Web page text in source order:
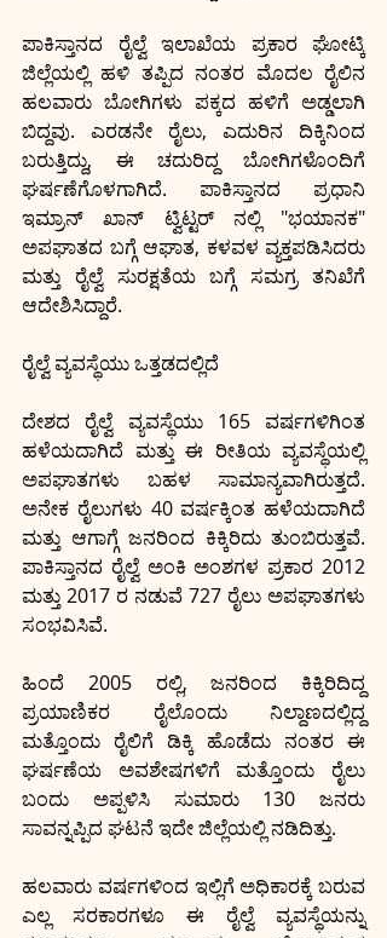
ಪಾಕಿಸ್ತಾನದ ರೈಲ್ವೆ ಇಲಾಖೆಯ ಪ್ರಕಾರ ಘೋಟ್ಕಿ
ಜಿಲ್ಲೆಯಲ್ಲಿ ಹಳಿ ತಪ್ಪಿದ ನಂತರ ಮೊದಲ ರೈಲಿನ
ಹಲವಾರು ಬೋಗಿಗಳು ಪಕ್ಕದ ಹಳಿಗೆ ಅಡ್ಡಲಾಗಿ
ಬಿದ್ದವು. ಎರಡನೇ ರೈಲು, ಎದುರಿನ ದಿಕ್ಕಿನಿಂದ
ಬರುತ್ತಿದ್ದು, ಈ ಚದುರಿದ್ದ ಬೋಗಿಗಳೊಂದಿಗೆ
ಘರ್ಷಣೆಗೊಳಗಾಗಿದೆ. ಪಾಕಿಸ್ತಾನದ ಪ್ರಧಾನಿ
ಇಮ್ರಾನ್ ಖಾನ್ ಟ್ವಿಟ್ಟರ್ ನಲ್ಲಿ "ಭಯಾನಕ"
ಅಪಘಾತದ ಬಗ್ಗೆ ಆಘಾತ, ಕಳವಳ ವ್ಯಕ್ತಪಡಿಸಿದರು
ಮತ್ತು ರೈಲ್ವೆ ಸುರಕ್ಷತೆಯ ಬಗ್ಗೆ ಸಮಗ್ರ ತನಿಖೆಗೆ
ಆದೇಶಿಸಿದ್ದಾರೆ.
ರೈಲ್ವೆ ವ್ಯವಸ್ಥೆಯು ಒತ್ತಡದಲ್ಲಿದೆ
ದೇಶದ ರೈಲ್ವೆ ವ್ಯವಸ್ಥೆಯು 165 ವರ್ಷಗಳಿಗಿಂತ
ಹಳೆಯದಾಗಿದೆ ಮತ್ತು ಈ ರೀತಿಯ ವ್ಯವಸ್ಥೆಯಲ್ಲಿ
ಅಪಘಾತಗಳು ಬಹಳ ಸಾಮಾನ್ಯವಾಗಿರುತ್ತದೆ.
ಅನೇಕ ರೈಲುಗಳು 40 ವರ್ಷಕ್ಕಿಂತ ಹಳೆಯದಾಗಿದೆ
ಮತ್ತು ಆಗಾಗ್ಗೆ ಜನರಿಂದ ಕಿಕ್ಕಿರಿದು ತುಂಬಿರುತ್ತವೆ.
ಪಾಕಿಸ್ತಾನದ ರೈಲ್ವೆ ಅಂಕಿ ಅಂಶಗಳ ಪ್ರಕಾರ 2012
ಮತ್ತು 2017 ರ ನಡುವೆ 727 ರೈಲು ಅಪಘಾತಗಳು
ಸಂಭವಿಸಿವೆ.
ಹಿಂದೆ 2005 ರಲ್ಲಿ, ಜನರಿಂದ ಕಿಕ್ಕಿರಿದಿದ್ದ
ಪ್ರಯಾಣಿಕರ ರೈಲೊಂದು ನಿಲ್ದಾಣದಲ್ಲಿದ್ದ
ಮತ್ತೊಂದು ರೈಲಿಗೆ ಡಿಕ್ಕಿ ಹೊಡೆದು ನಂತರ ಈ
ಘರ್ಷಣೆಯ ಅವಶೇಷಗಳಿಗೆ ಮತ್ತೊಂದು ರೈಲು
ಬಂದು ಅಪ್ಪಳಿಸಿ ಸುಮಾರು 130 ಜನರು
ಸಾವನ್ನಪ್ಪಿದ ಘಟನೆ ಇದೇ ಜಿಲ್ಲೆಯಲ್ಲಿ ನಡಿದಿತ್ತು.
ಹಲವಾರು ವರ್ಷಗಳಿಂದ ಇಲ್ಲಿಗೆ ಅಧಿಕಾರಕ್ಕೆ ಬರುವ
ಎಲ್ಲ ಸರಕಾರಗಳೂ ಈ ರೈಲ್ವೆ ವ್ಯವಸ್ಥೆಯನ್ನು